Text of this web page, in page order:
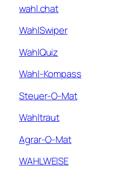
wahl.chat
WahlSwiper
WahlQuiz
Wahl-Kompass
Steuer-O-Mat
Wahltraut
Agrar-O-Mat
WAHLWEISE